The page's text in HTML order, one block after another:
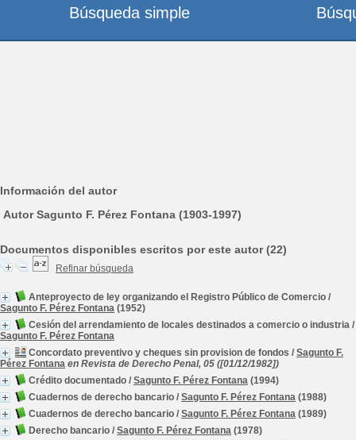
Información del autor
Autor Sagunto F. Pérez Fontana (1903-1997)
Documentos disponibles escritos por este autor (22)
Refinar búsqueda
Anteproyecto de ley organizando el Registro Público de Comercio /
Sagunto F. Pérez Fontana (1952)
Cesión del arrendamiento de locales destinados a comercio o industria /
Sagunto F. Pérez Fontana
Concordato preventivo y cheques sin provision de fondos / Sagunto F.
Pérez Fontana en Revista de Derecho Penal, 05 ([01/12/1982])
Crédito documentado / Sagunto F. Pérez Fontana (1994)
Cuadernos de derecho bancario / Sagunto F. Pérez Fontana (1988)
Cuadernos de derecho bancario / Sagunto F. Pérez Fontana (1989)
Derecho bancario / Sagunto F. Pérez Fontana (1978)
Búsqueda simple